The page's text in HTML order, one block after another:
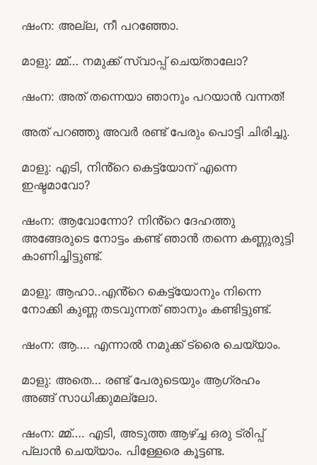
ഷംന: അല്ല, നീ പറഞ്ഞോ.
മാളു: മ്മ്… നമുക്ക് സ്വാപ്പ് ചെയ്താലോ?
ഷംന: അത് തന്നെയാ ഞാനും പറയാൻ വന്നത്!
അത് പറഞ്ഞു അവർ രണ്ട് പേരും പൊട്ടി ചിരിച്ചു.
മാളു: എടി, നിൻ്റെ കെട്ട്യോന് എന്നെ
ഇഷ്ടമാവോ?
ഷംന: ആവോന്നോ? നിൻ്റെ ദേഹത്തു
അങ്ങേരുടെ നോട്ടം കണ്ട് ഞാൻ തന്നെ കണ്ണുരുട്ടി
കാണിച്ചിട്ടുണ്ട്.
മാളു: ആഹാ..എൻ്റെ കെട്ട്യോനും നിന്നെ
നോക്കി കുണ്ണ തടവുന്നത് ഞാനും കണ്ടിട്ടുണ്ട്.
ഷംന: ആ…. എന്നാൽ നമുക്ക് ട്രൈ ചെയ്യാം.
മാളു: അതെ… രണ്ട് പേരുടെയും ആഗ്രഹം
അങ്ങ് സാധിക്കുമല്ലോ.
ഷംന: മ്മ്…. എടി, അടുത്ത ആഴ്ച്ച ഒരു ട്രിപ്പ്‌
പ്ലാൻ ചെയ്യാം. പിള്ളേരെ കൂട്ടണ്ട.